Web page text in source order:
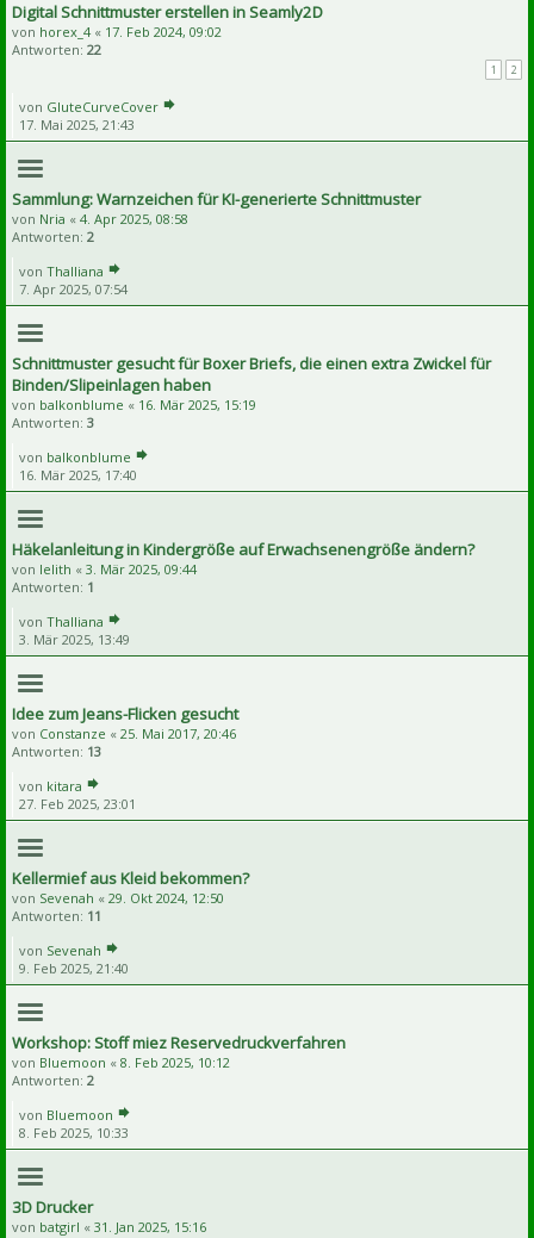
Digital Schnittmuster erstellen in Seamly2D
von horex_4 « 17. Feb 2024, 09:02
Antworten: 22
1 2
von GluteCurveCover
17. Mai 2025, 21:43
Sammlung: Warnzeichen für KI-generierte Schnittmuster
von Nria « 4. Apr 2025, 08:58
Antworten: 2
von Thalliana
7. Apr 2025, 07:54
Schnittmuster gesucht für Boxer Briefs, die einen extra Zwickel für
Binden/Slipeinlagen haben
von balkonblume « 16. Mär 2025, 15:19
Antworten: 3
von balkonblume
16. Mär 2025, 17:40
Häkelanleitung in Kindergröße auf Erwachsenengröße ändern?
von lelith « 3. Mär 2025, 09:44
Antworten: 1
von Thalliana
3. Mär 2025, 13:49
Idee zum Jeans-Flicken gesucht
von Constanze « 25. Mai 2017, 20:46
Antworten: 13
von kitara
27. Feb 2025, 23:01
Kellermief aus Kleid bekommen?
von Sevenah « 29. Okt 2024, 12:50
Antworten: 11
von Sevenah
9. Feb 2025, 21:40
Workshop: Stoff miez Reservedruckverfahren
von Bluemoon « 8. Feb 2025, 10:12
Antworten: 2
von Bluemoon
8. Feb 2025, 10:33
3D Drucker
von batgirl « 31. Jan 2025, 15:16